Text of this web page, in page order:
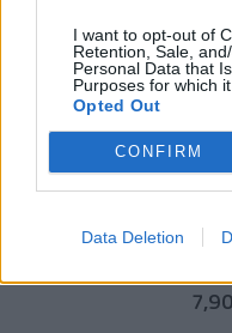
I want to opt-out of
Retention, Sale,
Personal Data that
Purposes for which
Opted Out
CONFIRM
Data Deletion
TISSU COTON